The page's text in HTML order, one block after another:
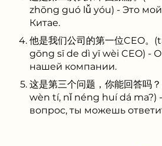
zhōng guó lǚ yóu) - Это
Китае.
他是我们公司的第一位CEO
gōng sī de dì yī wèi CEO) -
нашей компании.
这是第三个问题，你能回答吗
wèn tí, nǐ néng huí dá ma?)
вопрос, ты можешь